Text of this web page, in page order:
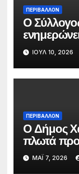
ΠΕΡΙΒΑΛΛΟΝ
Ο
ΙΟΎΛ 10, 2026
ΠΕΡΙΒΑΛΛΟΝ
Ο Δήμος
πλωτά
στις
ΜΆΙ 7, 2026